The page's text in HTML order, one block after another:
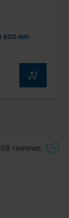
600 mm
reviews